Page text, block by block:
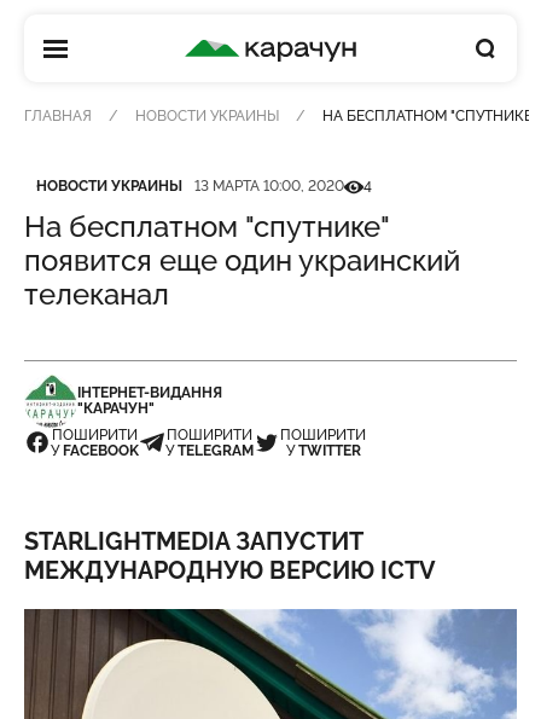
КАРАЧУН
ГЛАВНАЯ НОВОСТИ УКРАИНЫ НА БЕСПЛАТНОМ
Категория
НОВОСТИ УКРАИНЫ
Дата публикации 13 МАРТА 10:00, 2020Кількість переглядів
4
На бесплатном "спутнике"
появится еще один украинский
телеканал
ІНТЕРНЕТ-ВИДАННЯ
"КАРАЧУН"
ПОШИРИТИ
У FACEBOOK
ПОШИРИТИ
УTELEGRAM
ПОШИРИТИ
УTWITTER
STARLIGHTMEDIA ЗАПУСТИТ
МЕЖДУНАРОДНУЮ ВЕРСИЮ ICTV